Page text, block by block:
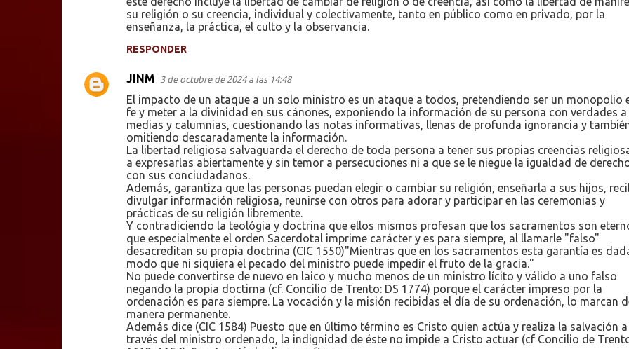
su religión o su creencia, individual y colectivamente, tanto en público como en privado, por la
enseñanza, la práctica, el culto y la observancia.
RESPONDER
JINM 3 de octubre de 2024 a las 14:48
El impacto de un ataque a un solo ministro es un ataque a todos, pretendiendo ser un monopolio
fe y meter a la divinidad en sus cánones, exponiendo la información de su persona con verdades a
medias y calumnias, cuestionando las notas informativas, llenas de profunda ignorancia y
omitiendo descaradamente la información.
La libertad religiosa salvaguarda el derecho de toda persona a tener sus propias creencias
a expresarlas abiertamente y sin temor a persecuciones ni a que se le niegue la igualdad de
con sus conciudadanos.
Además, garantiza que las personas puedan elegir o cambiar su religión, enseñarla a sus hijos,
divulgar información religiosa, reunirse con otros para adorar y participar en las ceremonias y
prácticas de su religión libremente.
Y contradiciendo la teológia y doctrina que ellos mismos profesan que los sacramentos son
que especialmente el orden Sacerdotal imprime carácter y es para siempre, al llamarle "falso"
desacreditan su propia doctrina (CIC 1550)"Mientras que en los sacramentos esta garantía es
modo que ni siquiera el pecado del ministro puede impedir el fruto de la gracia."
No puede convertirse de nuevo en laico y mucho menos de un ministro lícito y válido a uno falso
negando la propia doctirna (cf. Concilio de Trento: DS 1774) porque el carácter impreso por la
ordenación es para siempre. La vocación y la misión recibidas el día de su ordenación, lo marcan
manera permanente.
Además dice (CIC 1584) Puesto que en último término es Cristo quien actúa y realiza la salvación a
través del ministro ordenado, la indignidad de éste no impide a Cristo actuar (cf Concilio de